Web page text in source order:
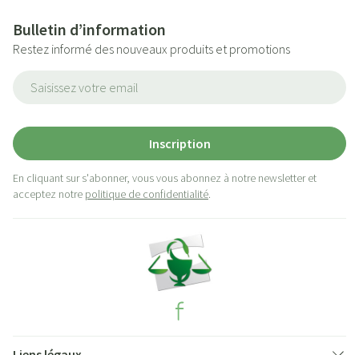
Bulletin d’information
Restez informé des nouveaux produits et promotions
Inscription
En cliquant sur s'abonner, vous vous abonnez à notre newsletter et
acceptez notre politique de confidentialité.